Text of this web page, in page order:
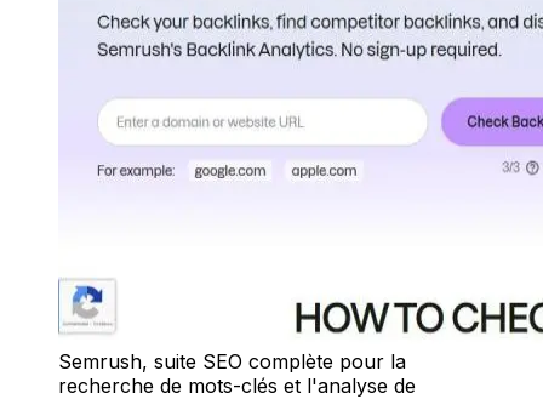
Semrush, suite SEO complète pour la
recherche de mots-clés et l'analyse de